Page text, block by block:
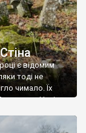
є відомим
тоді не
чимало. Їх
Нині на
стер […]